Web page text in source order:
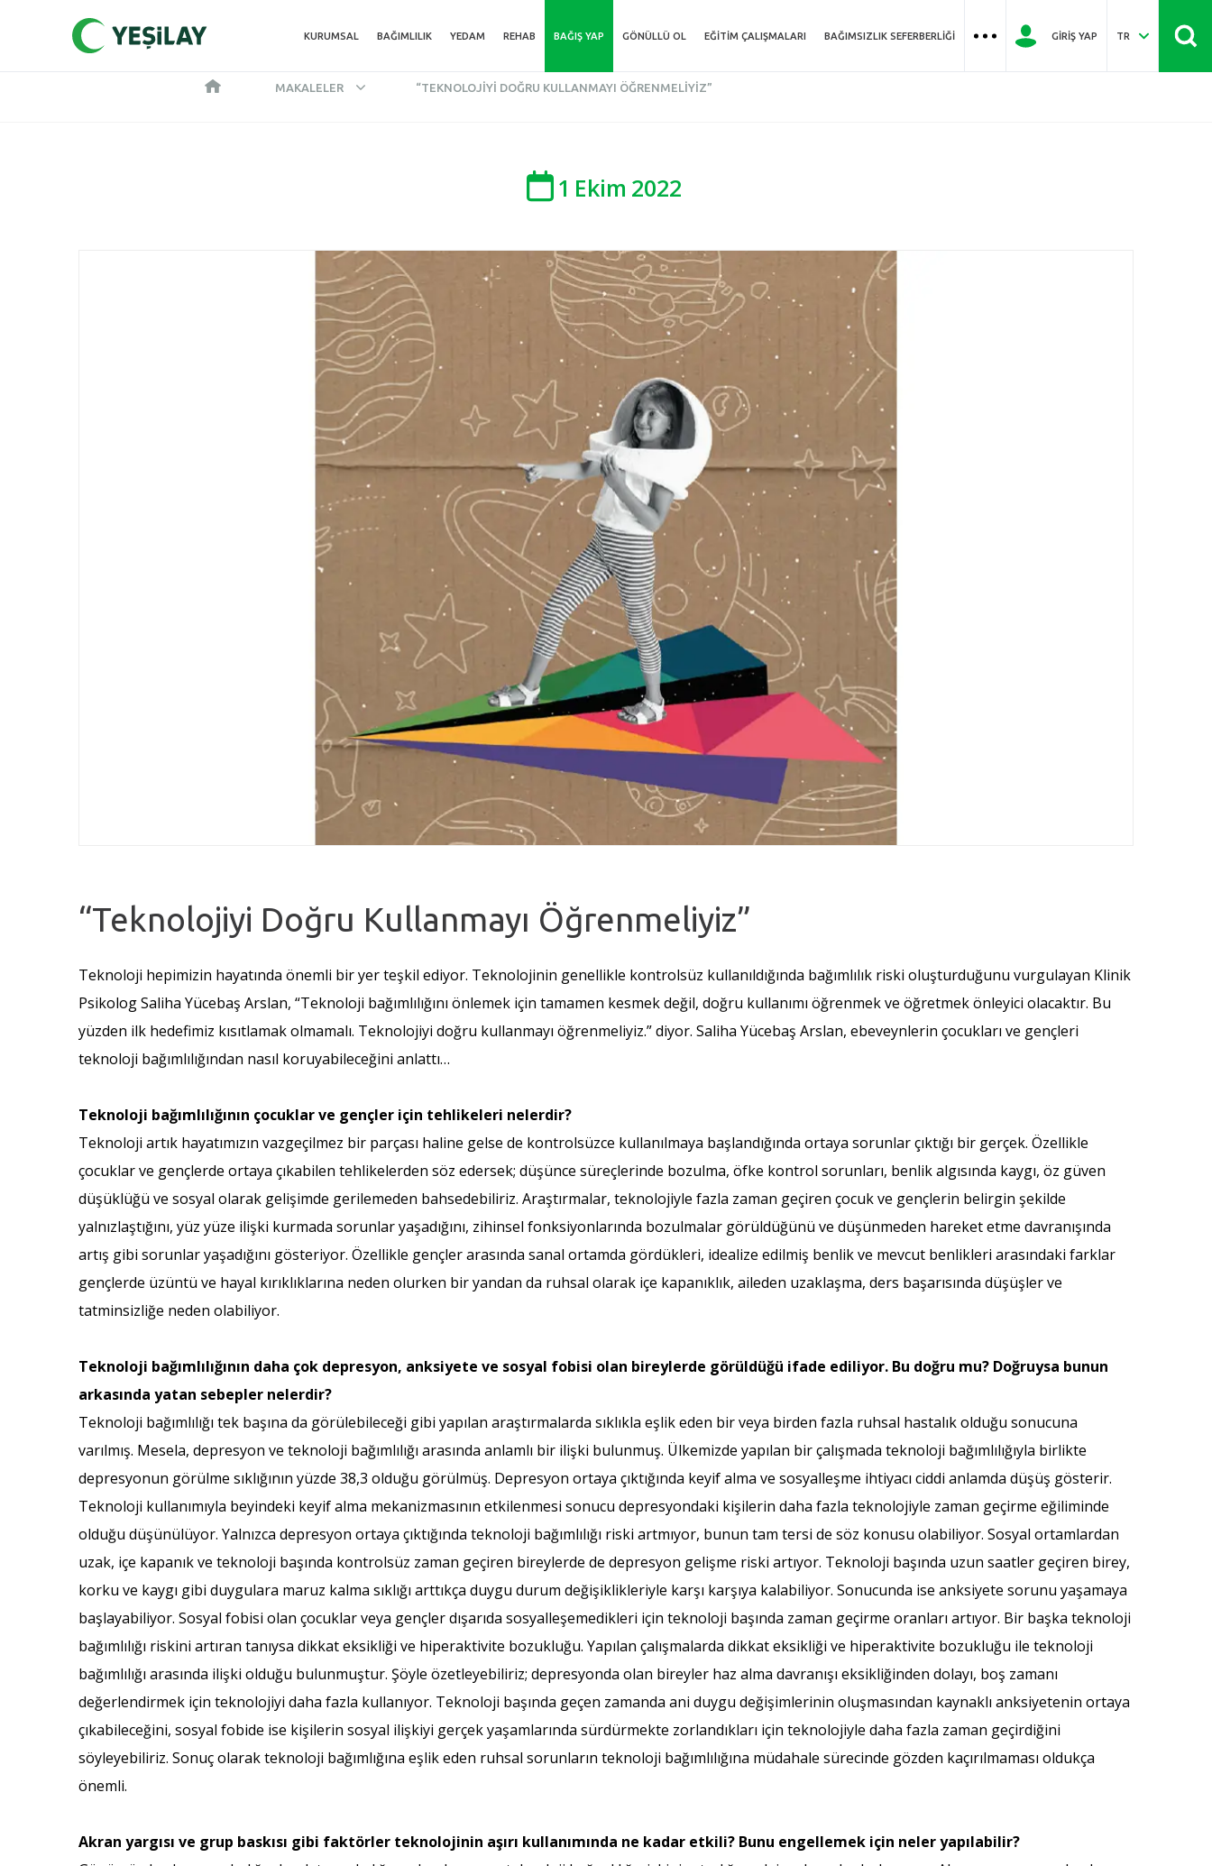
KURUMSAL BAĞIMLILIK YEDAM REHAB BAĞIŞ YAP GÖNÜLLÜ OL EĞITIM ÇALIŞMALARI BAĞIMSIZLIK SEFERBERLIĞI GIRIŞ YAP TR
MAKALELER “TEKNOLOJIYI DOĞRU KULLANMAYI ÖĞRENMELIYIZ”
1 Ekim 2022
“Teknolojiyi Doğru Kullanmayı Öğrenmeliyiz”
Teknoloji hepimizin hayatında önemli bir yer teşkil ediyor. Teknolojinin genellikle kontrolsüz kullanıldığında bağımlılık riski oluşturduğunu vurgulayan Klinik
Psikolog Saliha Yücebaş Arslan, “Teknoloji bağımlılığını önlemek için tamamen kesmek değil, doğru kullanımı öğrenmek ve öğretmek önleyici olacaktır. Bu
yüzden ilk hedefimiz kısıtlamak olmamalı. Teknolojiyi doğru kullanmayı öğrenmeliyiz.” diyor. Saliha Yücebaş Arslan, ebeveynlerin çocukları ve gençleri
teknoloji bağımlılığından nasıl koruyabileceğini anlattı…
Teknoloji bağımlılığının çocuklar ve gençler için tehlikeleri nelerdir?
Teknoloji artık hayatımızın vazgeçilmez bir parçası haline gelse de kontrolsüzce kullanılmaya başlandığında ortaya sorunlar çıktığı bir gerçek. Özellikle
çocuklar ve gençlerde ortaya çıkabilen tehlikelerden söz edersek; düşünce süreçlerinde bozulma, öfke kontrol sorunları, benlik algısında kaygı, öz güven
düşüklüğü ve sosyal olarak gelişimde gerilemeden bahsedebiliriz. Araştırmalar, teknolojiyle fazla zaman geçiren çocuk ve gençlerin belirgin şekilde
yalnızlaştığını, yüz yüze ilişki kurmada sorunlar yaşadığını, zihinsel fonksiyonlarında bozulmalar görüldüğünü ve düşünmeden hareket etme davranışında
artış gibi sorunlar yaşadığını gösteriyor. Özellikle gençler arasında sanal ortamda gördükleri, idealize edilmiş benlik ve mevcut benlikleri arasındaki farklar
gençlerde üzüntü ve hayal kırıklıklarına neden olurken bir yandan da ruhsal olarak içe kapanıklık, aileden uzaklaşma, ders başarısında düşüşler ve
tatminsizliğe neden olabiliyor.
Teknoloji bağımlılığının daha çok depresyon, anksiyete ve sosyal fobisi olan bireylerde görüldüğü ifade ediliyor. Bu doğru mu? Doğruysa bunun
arkasında yatan sebepler nelerdir?
Teknoloji bağımlılığı tek başına da görülebileceği gibi yapılan araştırmalarda sıklıkla eşlik eden bir veya birden fazla ruhsal hastalık olduğu sonucuna
varılmış. Mesela, depresyon ve teknoloji bağımlılığı arasında anlamlı bir ilişki bulunmuş. Ülkemizde yapılan bir çalışmada teknoloji bağımlılığıyla birlikte
depresyonun görülme sıklığının yüzde 38,3 olduğu görülmüş. Depresyon ortaya çıktığında keyif alma ve sosyalleşme ihtiyacı ciddi anlamda düşüş gösterir.
Teknoloji kullanımıyla beyindeki keyif alma mekanizmasının etkilenmesi sonucu depresyondaki kişilerin daha fazla teknolojiyle zaman geçirme eğiliminde
olduğu düşünülüyor. Yalnızca depresyon ortaya çıktığında teknoloji bağımlılığı riski artmıyor, bunun tam tersi de söz konusu olabiliyor. Sosyal ortamlardan
uzak, içe kapanık ve teknoloji başında kontrolsüz zaman geçiren bireylerde de depresyon gelişme riski artıyor. Teknoloji başında uzun saatler geçiren birey,
korku ve kaygı gibi duygulara maruz kalma sıklığı arttıkça duygu durum değişiklikleriyle karşı karşıya kalabiliyor. Sonucunda ise anksiyete sorunu yaşamaya
başlayabiliyor. Sosyal fobisi olan çocuklar veya gençler dışarıda sosyalleşemedikleri için teknoloji başında zaman geçirme oranları artıyor. Bir başka teknoloji
bağımlılığı riskini artıran tanıysa dikkat eksikliği ve hiperaktivite bozukluğu. Yapılan çalışmalarda dikkat eksikliği ve hiperaktivite bozukluğu ile teknoloji
bağımlılığı arasında ilişki olduğu bulunmuştur. Şöyle özetleyebiliriz; depresyonda olan bireyler haz alma davranışı eksikliğinden dolayı, boş zamanı
değerlendirmek için teknolojiyi daha fazla kullanıyor. Teknoloji başında geçen zamanda ani duygu değişimlerinin oluşmasından kaynaklı anksiyetenin ortaya
çıkabileceğini, sosyal fobide ise kişilerin sosyal ilişkiyi gerçek yaşamlarında sürdürmekte zorlandıkları için teknolojiyle daha fazla zaman geçirdiğini
söyleyebiliriz. Sonuç olarak teknoloji bağımlığına eşlik eden ruhsal sorunların teknoloji bağımlılığına müdahale sürecinde gözden kaçırılmaması oldukça
önemli.
Akran yargısı ve grup baskısı gibi faktörler teknolojinin aşırı kullanımında ne kadar etkili? Bunu engellemek için neler yapılabilir?